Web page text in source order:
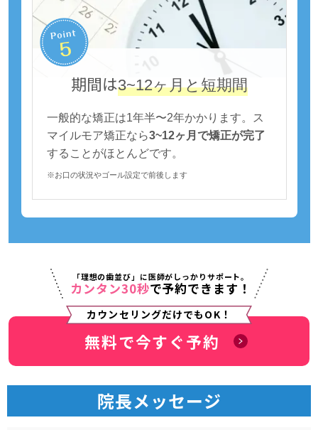
期間は3~12ヶ月と短期間
一般的な矯正は1年半〜2年かかります。ス
マイルモア矯正なら3~12ヶ月で矯正が完了
することがほとんどです。
※お口の状況やゴール設定で前後します
「理想の歯並び」に医師がしっかりサポート。
カンタン30秒で予約できます！
カウンセリングだけでもOK！
無料で今すぐ予約
院長メッセージ